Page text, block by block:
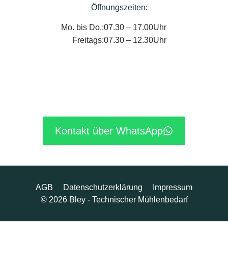
Öffnungszeiten:
Mo. bis Do.:
Freitags:
07.30 – 17.00Uhr
07.30 – 12.30Uhr
Kontakt über WhatsApp
© 2026 Bley - Technischer Mühlenbedarf
AGB Datenschutzerklärung Impressum